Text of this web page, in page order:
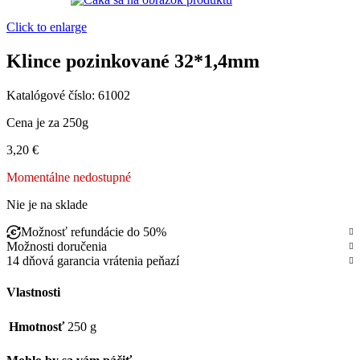
Click to enlarge
Klince pozinkované 32*1,4mm
Katalógové číslo: 61002
Cena je za 250g
3,20 €
Momentálne nedostupné
Nie je na sklade
Možnosť refundácie do 50%
Možnosti doručenia
14 dňová garancia vrátenia peňazí
Vlastnosti
Hmotnosť 250 g